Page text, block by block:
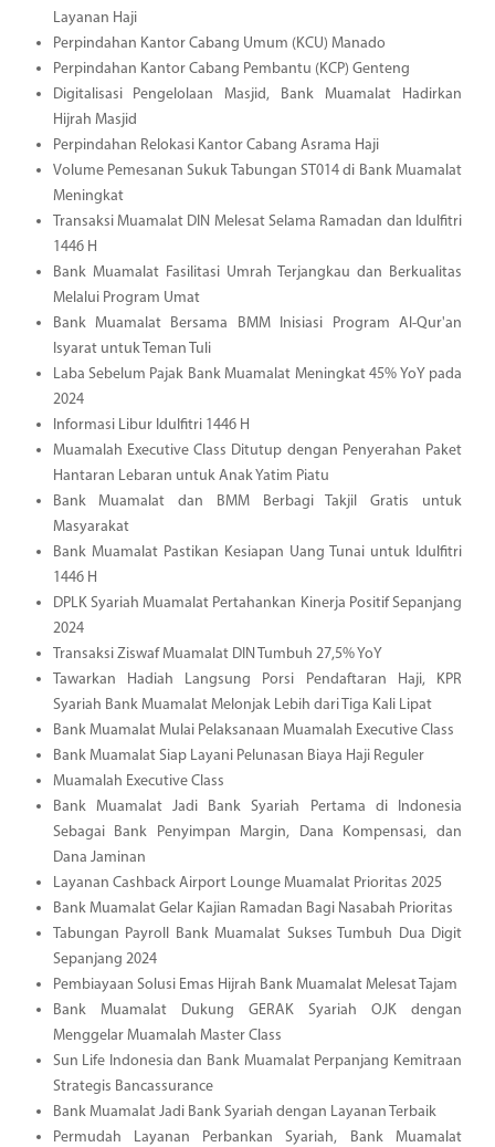
Layanan Haji
Perpindahan Kantor Cabang Umum (KCU) Manado
Perpindahan Kantor Cabang Pembantu (KCP) Genteng
Digitalisasi Pengelolaan Masjid, Bank Muamalat Hadirkan
Hijrah Masjid
Perpindahan Relokasi Kantor Cabang Asrama Haji
Volume Pemesanan Sukuk Tabungan ST014 di Bank Muamalat
Meningkat
Transaksi Muamalat DIN Melesat Selama Ramadan dan Idulfitri
1446 H
Bank Muamalat Fasilitasi Umrah Terjangkau dan Berkualitas
Melalui Program Umat
Bank Muamalat Bersama BMM Inisiasi Program Al-Qur'an
Isyarat untuk Teman Tuli
Laba Sebelum Pajak Bank Muamalat Meningkat 45% YoY pada
2024
Informasi Libur Idulfitri 1446 H
Muamalah Executive Class Ditutup dengan Penyerahan Paket
Hantaran Lebaran untuk Anak Yatim Piatu
Bank Muamalat dan BMM Berbagi Takjil Gratis untuk
Masyarakat
Bank Muamalat Pastikan Kesiapan Uang Tunai untuk Idulfitri
1446 H
DPLK Syariah Muamalat Pertahankan Kinerja Positif Sepanjang
2024
Transaksi Ziswaf Muamalat DIN Tumbuh 27,5% YoY
Tawarkan Hadiah Langsung Porsi Pendaftaran Haji, KPR
Syariah Bank Muamalat Melonjak Lebih dari Tiga Kali Lipat
Bank Muamalat Mulai Pelaksanaan Muamalah Executive Class
Bank Muamalat Siap Layani Pelunasan Biaya Haji Reguler
Muamalah Executive Class
Bank Muamalat Jadi Bank Syariah Pertama di Indonesia
Sebagai Bank Penyimpan Margin, Dana Kompensasi, dan
Dana Jaminan
Layanan Cashback Airport Lounge Muamalat Prioritas 2025
Bank Muamalat Gelar Kajian Ramadan Bagi Nasabah Prioritas
Tabungan Payroll Bank Muamalat Sukses Tumbuh Dua Digit
Sepanjang 2024
Pembiayaan Solusi Emas Hijrah Bank Muamalat Melesat Tajam
Bank Muamalat Dukung GERAK Syariah OJK dengan
Menggelar Muamalah Master Class
Sun Life Indonesia dan Bank Muamalat Perpanjang Kemitraan
Strategis Bancassurance
Bank Muamalat Jadi Bank Syariah dengan Layanan Terbaik
Permudah Layanan Perbankan Syariah, Bank Muamalat